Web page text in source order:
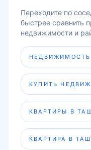
Переходите по
быстрее сравнить
недвижимости и
НЕДВИЖИМОСТЬ
КУПИТЬ
КВАРТИРЫ В
КВАРТИРА В